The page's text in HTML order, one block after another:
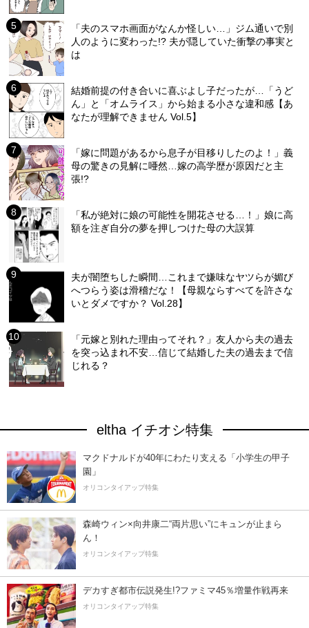
「夫のスマホ画面がなんか怪しい…」ジム通いで別
人のように変わった!? 夫が隠していた衝撃の事実と
は
結婚前提の付き合いに喜ぶよし子だったが…「うど
ん」と「オムライス」から始まる小さな違和感【あ
なたが理解できません Vol.5】
「嫁に問題があるから息子が目移りしたのよ！」義
母の驚きの見解に唖然…嫁の高学歴が原因だと主
張!?
「私が絶対に娘の可能性を開花させる…！」娘に高
額を注ぎ自分の夢を押しつけた母の大誤算
夫が闇堕ちした瞬間…これまで嫌味なヤツらが媚び
へつらう姿は滑稽だな！【母親ならすべてを許さな
いとダメですか？ Vol.28】
「元嫁と別れた理由ってそれ？」友人から夫の過去
を突っ込まれ不安…信じて結婚した夫の過去まで信
じれる？
eltha イチオシ特集
マクドナルドが40年にわたり支える「小学生の甲子
園」
オリコンタイアップ特集
森崎ウィン×向井康二“両片思い”にキュンが止まら
ん！
オリコンタイアップ特集
デカすぎ都市伝説発生!?ファミマ45％増量作戦再来
オリコンタイアップ特集